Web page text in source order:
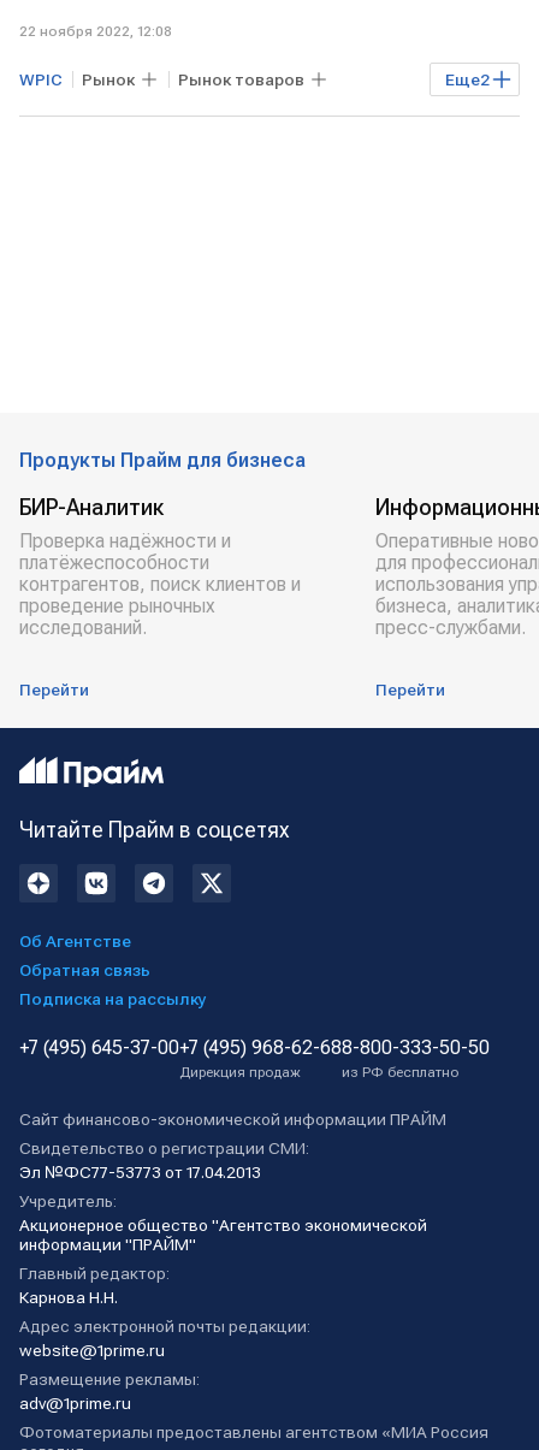
22 ноября 2022, 12:08
Еще2
WPIC Рынок Рынок товаров
Экономика платина
Продукты Прайм для бизнеса
БИР-Аналитик
Проверка надёжности и
платёжеспособности
контрагентов, поиск клиентов и
проведение рыночных
исследований.
Перейти
Оперативные
для
использования
бизнеса,
пресс-службами.
Перейти
Читайте Прайм в соцсетях
Об Агентстве
Обратная связь
Подписка на рассылку
+7 (495) 645-37-00+7 (495) 968-62-68
Дирекция продаж
8-800-333-50-50
из РФ бесплатно
Сайт финансово-экономической информации ПРАЙМ
Свидетельство о регистрации СМИ:
Эл №ФС77-53773 от 17.04.2013
Учредитель:
Акционерное общество "Агентство экономической
информации "ПРАЙМ"
Главный редактор:
Карнова Н.Н.
Адрес электронной почты редакции:
website@1prime.ru
Размещение рекламы:
adv@1prime.ru
Фотоматериалы предоставлены агентством «МИА Россия